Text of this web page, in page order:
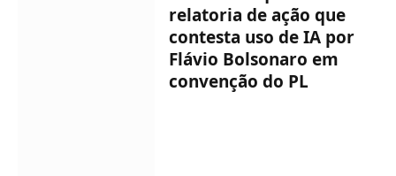
relatoria de ação que
contesta uso de IA por
Flávio Bolsonaro em
convenção do PL